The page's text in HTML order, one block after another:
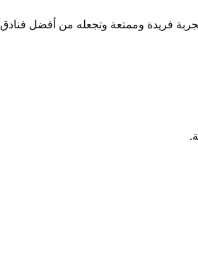
فريدة وممتعة وتجعله من أفضل فنادق